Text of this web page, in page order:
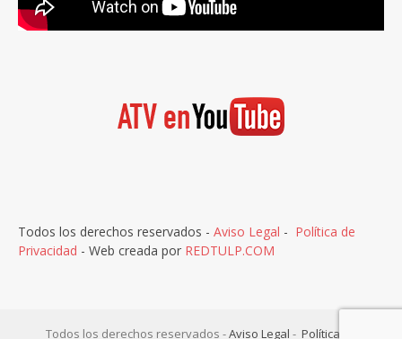
Todos los derechos reservados - Aviso Legal - Política de
Privacidad - Web creada por REDTULP.COM
Todos los derechos reservados -Aviso Legal - Política de